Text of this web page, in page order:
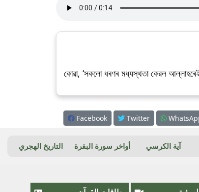
কোৱা, ‘সকলো ধৰণৰ মধ্যস্থতা কেৱল
Facebook Twitter
آية الكرسي أواخر سورة البقرة التاريخ الهجري